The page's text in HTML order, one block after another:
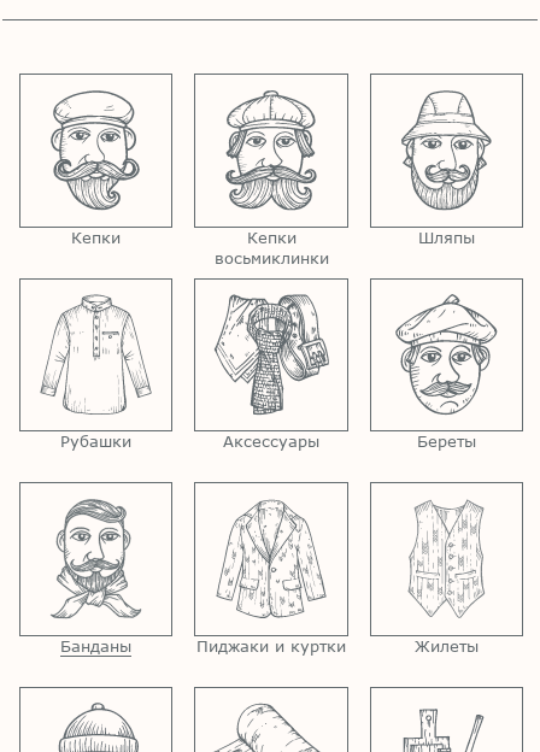
Кепки
Кепки
восьмиклинки
Шляпы
Рубашки Аксессуары Береты
Банданы Пиджаки и куртки Жилеты